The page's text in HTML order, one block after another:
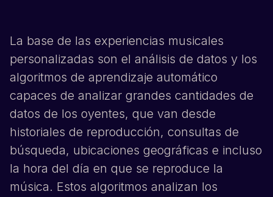
La base de las experiencias musicales
personalizadas son el análisis de datos y los
algoritmos de aprendizaje automático
capaces de analizar grandes cantidades de
datos de los oyentes, que van desde
historiales de reproducción, consultas de
búsqueda, ubicaciones geográficas e incluso
la hora del día en que se reproduce la
música. Estos algoritmos analizan los